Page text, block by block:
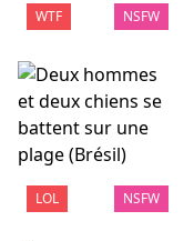
WTF NSFW
LOL NSFW